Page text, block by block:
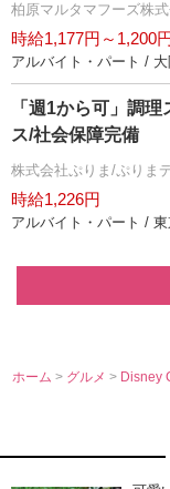
柏原マルタマフーズ株
時給1,177円～1,200
アルバイト・パート /
「週1から可」調
ス/社会保障完備
株式会社ぷりま/ぷりま
時給1,226円
アルバイト・パート /
ホーム > グルメ> Disney